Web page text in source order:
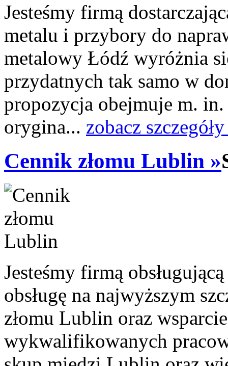
Jesteśmy firmą
metalu i przybory do
metalowy Łódź wyróżnia
przydatnych tak samo w
propozycja obejmuje m.
orygina... zobacz
Cennik złomu Lublin »
Jesteśmy firmą
obsługę na najwyższym
złomu Lublin oraz
wykwalifikowanych